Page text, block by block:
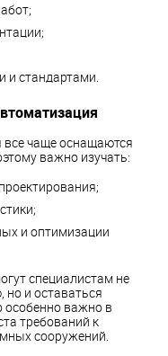
и стандартами.
чаще оснащаются
важно изучать:
и оптимизации
специалистам не
и оставаться
особенно важно в
требований к
сооружений.